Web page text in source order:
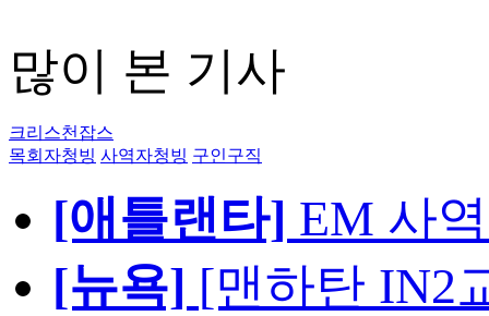
많이 본 기사
크리스천잡스
목회자청빙 사역자청빙 구인구직
[애틀랜타] EM 사
[뉴욕] [맨하탄 IN2